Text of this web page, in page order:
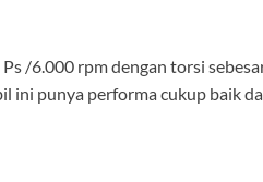
/6.000 rpm dengan torsi
ini punya performa cukup baik